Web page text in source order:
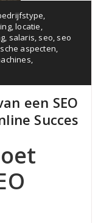
,
,locatie,
, salaris, seo, seo
aspecten,
,
een SEO
Succes